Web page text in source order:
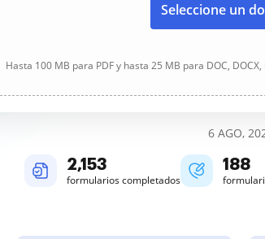
Seleccione un
Hasta 100 MB para PDF y hasta 25 MB para DOC, DOCX,
6 AGO,
2,153
formularios completados
188